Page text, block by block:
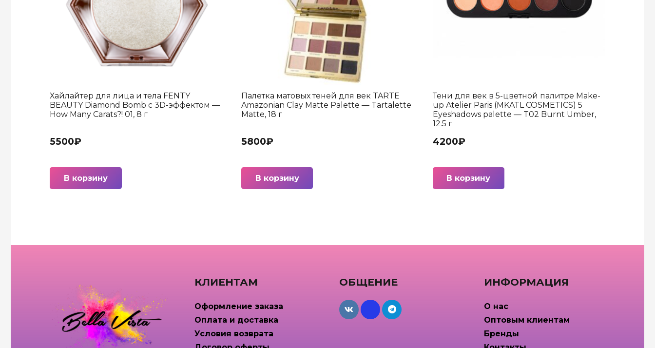
Хайлайтер для лица и тела FENTY
BEAUTY Diamond Bomb с 3D-эффектом —
How Many Carats?! 01, 8 г
5500₽
В корзину
Палетка матовых теней для век TARTE
Amazonian Clay Matte Palette — Tartalette
Matte, 18 г
5800₽
В корзину
Тени для век в 5-цветной палитре Make-
up Atelier Paris (MKATL COSMETICS) 5
Eyeshadows palette — T02 Burnt Umber,
12.5 г
4200₽
В корзину
КЛИЕНТАМ
Оформление заказа
Оплата и доставка
Условия возврата
ОБЩЕНИЕ
maxcdn
ИНФОРМАЦИЯ
О нас
Оптовым клиентам
Бренды